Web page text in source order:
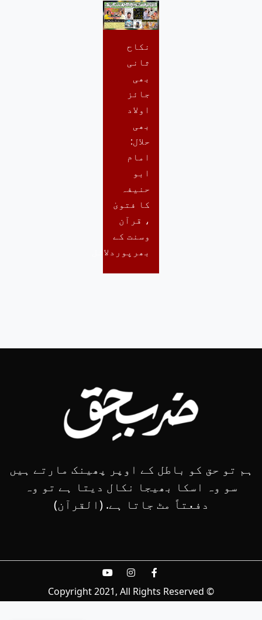
نکاح
ثانی
بھی
جائز
اولاد
بھی
حلال:
امام
ابو
حنیفہ
کا فتویٰ
، قرآن
وسنت کے
بھرپوردلائل
ہم تو حق کو باطل کے اوپر پھینک مارتے ہیں
سو وہ اسکا بھیجا نکال دیتا ہے تو وہ
دفعتاً مٹ جاتا ہے. (القرآن)
© Copyright 2021, All Rights Reserved